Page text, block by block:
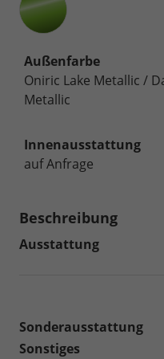
Außenfarbe
Oniric Lake Metallic /
Metallic
Innenausstattung
auf Anfrage
Beschreibung
Ausstattung
Sonderausstattung
Sonstiges